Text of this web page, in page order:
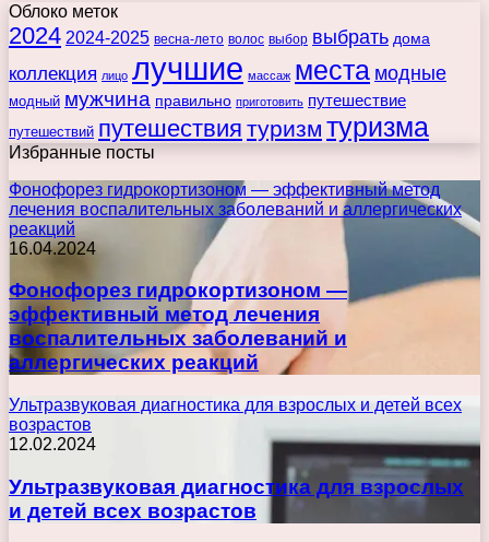
Облоко меток
2024 2024-2025 весна-лето волос выбор выбрать дома
коллекция лицо лучшие массаж места модные
модный мужчина правильно приготовить путешествие
путешествий путешествия туризм туризма
Избранные посты
Фонофорез гидрокортизоном — эффективный метод
лечения воспалительных заболеваний и аллергических
реакций
16.04.2024
Фонофорез гидрокортизоном —
эффективный метод лечения
воспалительных заболеваний и
аллергических реакций
Ультразвуковая диагностика для взрослых и детей всех
возрастов
12.02.2024
Ультразвуковая диагностика для взрослых
и детей всех возрастов